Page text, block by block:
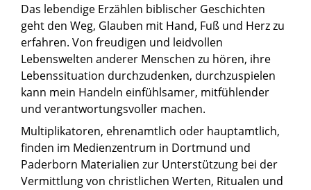
Das lebendige Erzählen biblischer Geschichten
geht den Weg, Glauben mit Hand, Fuß und Herz zu
erfahren. Von freudigen und leidvollen
Lebenswelten anderer Menschen zu hören, ihre
Lebenssituation durchzudenken, durchzuspielen
kann mein Handeln einfühlsamer, mitfühlender
und verantwortungsvoller machen.
Multiplikatoren, ehrenamtlich oder hauptamtlich,
finden im Medienzentrum in Dortmund und
Paderborn Materialien zur Unterstützung bei der
Vermittlung von christlichen Werten, Ritualen und